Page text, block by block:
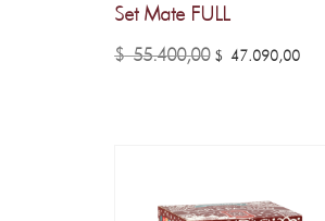
Set Mate FULL
$55.400,00 El
$ 55.400,00.
$ 47.090,00El